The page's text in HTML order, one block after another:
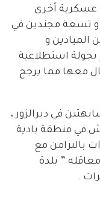
عسكرية أخرى
و تسعة مجندين في
الميادين و
استطلاعية
معها مما يرجح
في ديرالزور ،
في منطقة بادية
بالتزامن مع
” بلدة
.